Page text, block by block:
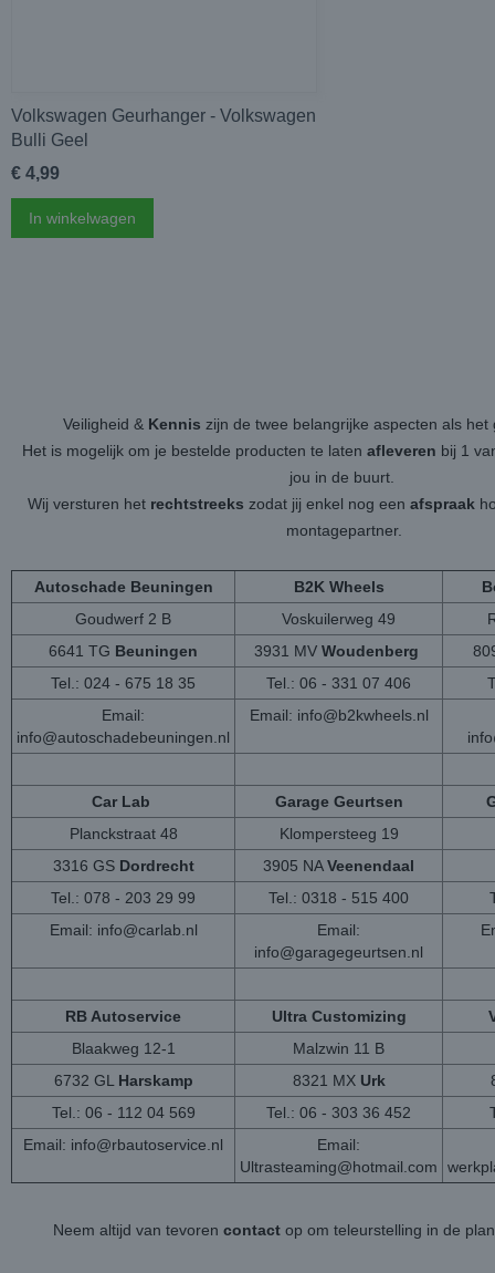
Volkswagen Geurhanger - Volkswagen
Bulli Geel
€ 4,99
In winkelwagen
Veiligheid & Kennis zijn de twee belangrijke aspecten als
Het is mogelijk om je bestelde producten te laten afleveren bij 1
jou in de buurt.
Wij versturen het rechtstreeks zodat jij enkel nog een afspraak
montagepartner.
Autoschade Beuningen B2K Wheels
Goudwerf 2 B
Voskuilerweg 49
6641 TG Beuningen 3931 MV Woudenberg
Tel.: 024 - 675 18 35
Tel.: 06 - 331 07 406
Email:
info@autoschadebeuningen.nl
Email: info@b2kwheels.nl
Car Lab Garage Geurtsen
Planckstraat 48
Klompersteeg 19
3316 GS Dordrecht 3905 NAVeenendaal
Tel.: 078 - 203 29 99
Tel.: 0318 - 515 400
Email: info@carlab.nl
Email:
info@garagegeurtsen.nl
RB Autoservice Ultra Customizing
Blaakweg 12-1
Malzwin 11 B
6732 GL Harskamp 8321 MX Urk
Tel.: 06 - 112 04 569
Tel.: 06 - 303 36 452
Email: info@rbautoservice.nl
Email:
Ultrasteaming@hotmail.com
Neem altijd van tevoren contactop om teleurstelling in de